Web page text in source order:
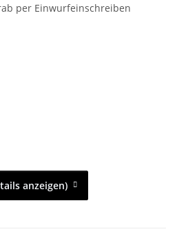
per Einwurfeinschreiben
anzeigen)